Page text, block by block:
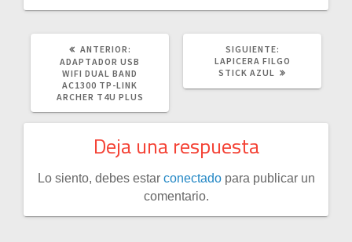
ANTERIOR:
ANTERIOR:
ADAPTADOR USB
WIFI DUAL BAND
AC1300 TP-LINK
ARCHER T4U PLUS
SIGUIENTE:
POST:
LAPICERA FILGO
STICK AZUL
Deja una respuesta
Lo siento, debes estar conectadopara publicar un
comentario.